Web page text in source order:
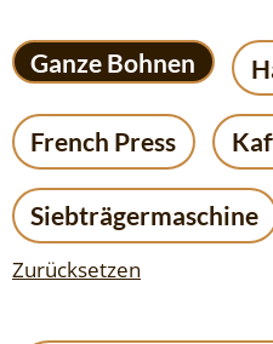
Ganze Bohnen
French Press
Siebträgermaschine
Zurücksetzen